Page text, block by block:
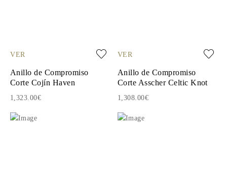
VER
Anillo de Compromiso
Corte Cojín Haven
1,323.00€
VER
Anillo de Compromiso
Corte Asscher Celtic Knot
1,308.00€